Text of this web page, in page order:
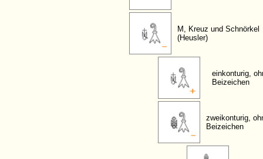
M, Kreuz und Schnörkel
(Heusler)
einkonturig,
Beizeichen
zweikonturig,
Beizeichen